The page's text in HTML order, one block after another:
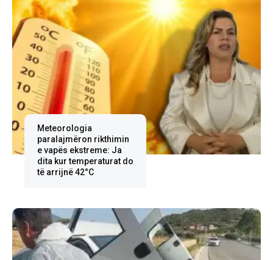
Meteorologia
paralajmëron rikthimin
e vapës ekstreme: Ja
dita kur temperaturat do
të arrijnë 42°C